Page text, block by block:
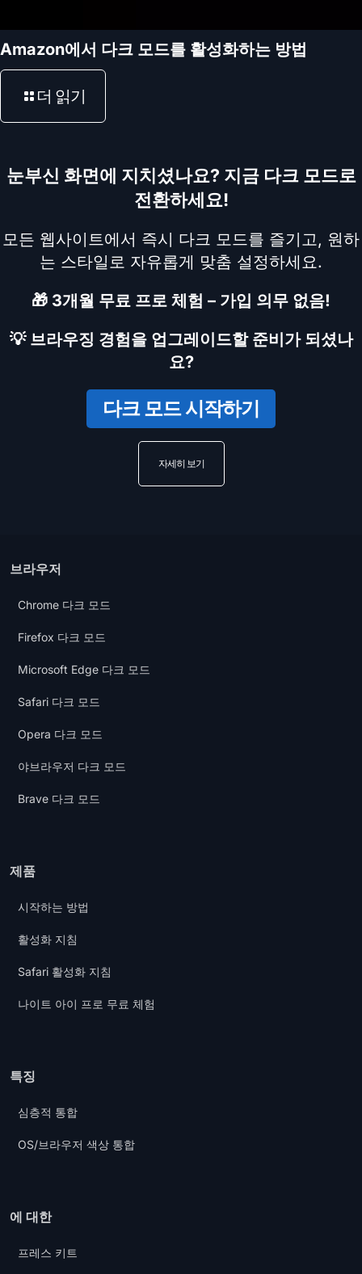
Amazon에서 다크 모드를 활성화하는 방법
더 읽기
눈부신 화면에 지치셨나요? 지금 다크 모드로
전환하세요!
모든 웹사이트에서 즉시 다크 모드를 즐기고, 원하
는 스타일로 자유롭게 맞춤 설정하세요.
🎁 3개월 무료 프로 체험 – 가입 의무 없음!
💡 브라우징 경험을 업그레이드할 준비가 되셨나
요?
다크 모드 시작하기
자세히 보기
브라우저
Chrome 다크 모드
Firefox 다크 모드
Microsoft Edge 다크 모드
Safari 다크 모드
Opera 다크 모드
야브라우저 다크 모드
Brave 다크 모드
제품
시작하는 방법
활성화 지침
Safari 활성화 지침
나이트 아이 프로 무료 체험
특징
심층적 통합
OS/브라우저 색상 통합
에 대한
프레스 키트